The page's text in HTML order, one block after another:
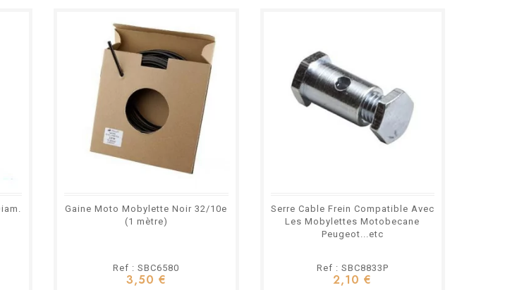
Gaine Moto Mobylette Noir 32/10e
(1 mètre)
Ref : SBC6580
3,50 €
Serre Cable Frein Compatible Avec
Les Mobylettes Motobecane
Peugeot...etc
Ref : SBC8833P
2,10 €